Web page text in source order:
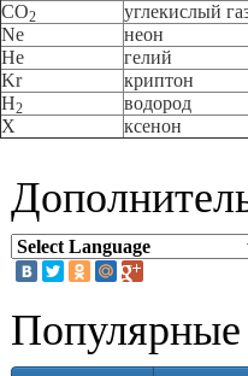
CO2 углекислый
Ne
неон
He
гелий
Kr
криптон
H2 водород
X
ксенон
Популярные